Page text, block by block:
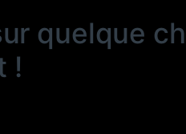
quelque
!